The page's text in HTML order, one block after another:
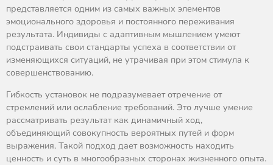
представляется одним из самых важных элементов
эмоционального здоровья и постоянного переживания
результата. Индивиды с адаптивным мышлением умеют
подстраивать свои стандарты успеха в соответствии от
изменяющихся ситуаций, не утрачивая при этом стимула к
совершенствованию.
Гибкость установок не подразумевает отречение от
стремлений или ослабление требований. Это лучше умение
рассматривать результат как динамичный ход,
объединяющий совокупность вероятных путей и форм
выражения. Такой подход дает возможность находить
ценность и суть в многообразных сторонах жизненного опыта.